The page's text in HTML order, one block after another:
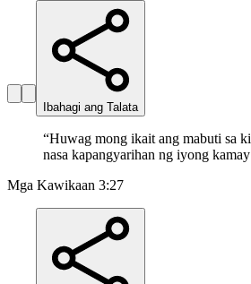
Ibahagi ang Talata
“Huwag mong ikait ang mabuti sa
nasa kapangyarihan ng iyong
Mga Kawikaan 3:27